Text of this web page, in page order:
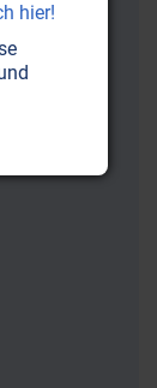
hier!